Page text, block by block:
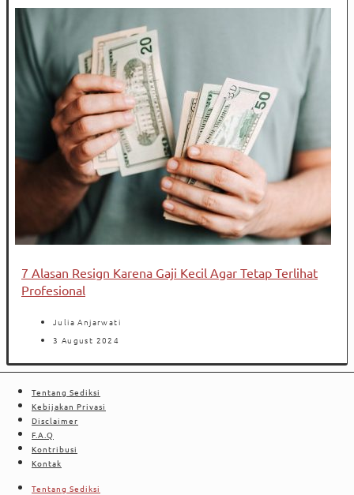
7 Alasan Resign Karena Gaji Kecil Agar Tetap Terlihat
Profesional
Julia Anjarwati
3 August 2024
Tentang Sediksi
Kebijakan Privasi
Disclaimer
F.A.Q
Kontribusi
Kontak
Tentang Sediksi